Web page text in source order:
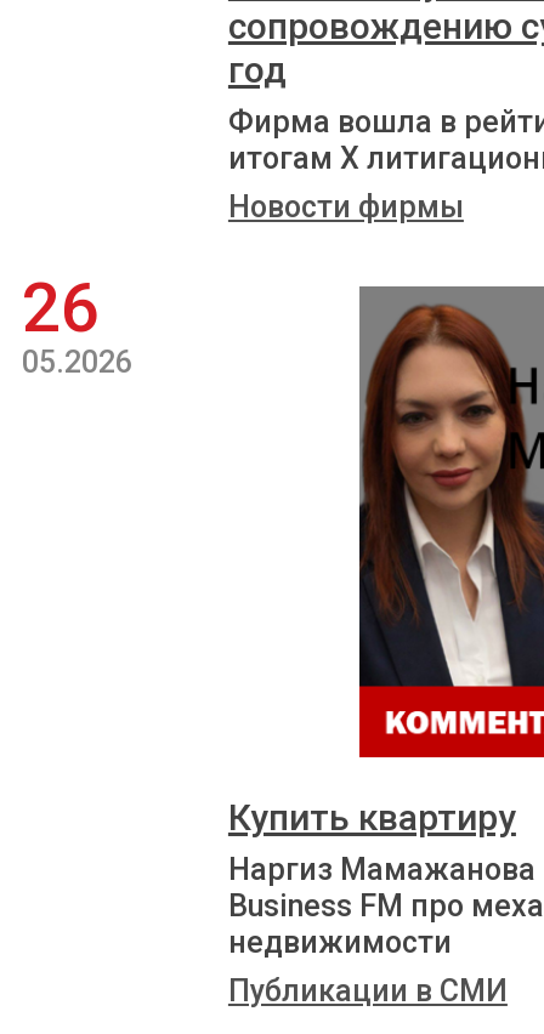
сопровождению
год
Фирма вошла в
итогам X
Новости фирмы
26
05.2026
Купить квартиру
Наргиз Мамажанова
Business FM про
недвижимости
Публикации в СМИ